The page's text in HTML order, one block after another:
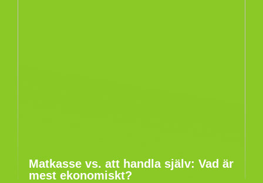
Matkasse vs. att handla själv: Vad är
mest ekonomiskt?